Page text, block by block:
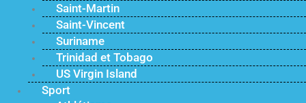
Saint-Martin
Saint-Vincent
Suriname
Trinidad et Tobago
US Virgin Island
Sport